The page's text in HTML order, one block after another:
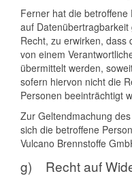
Ferner hat die
auf
Recht, zu erwirken,
von einem
übermittelt werden,
sofern hiervon nicht die
Personen beeinträchtigt
Zur Geltendmachung
sich die betroffene
Vulcano Brennstoffe
g) Recht auf